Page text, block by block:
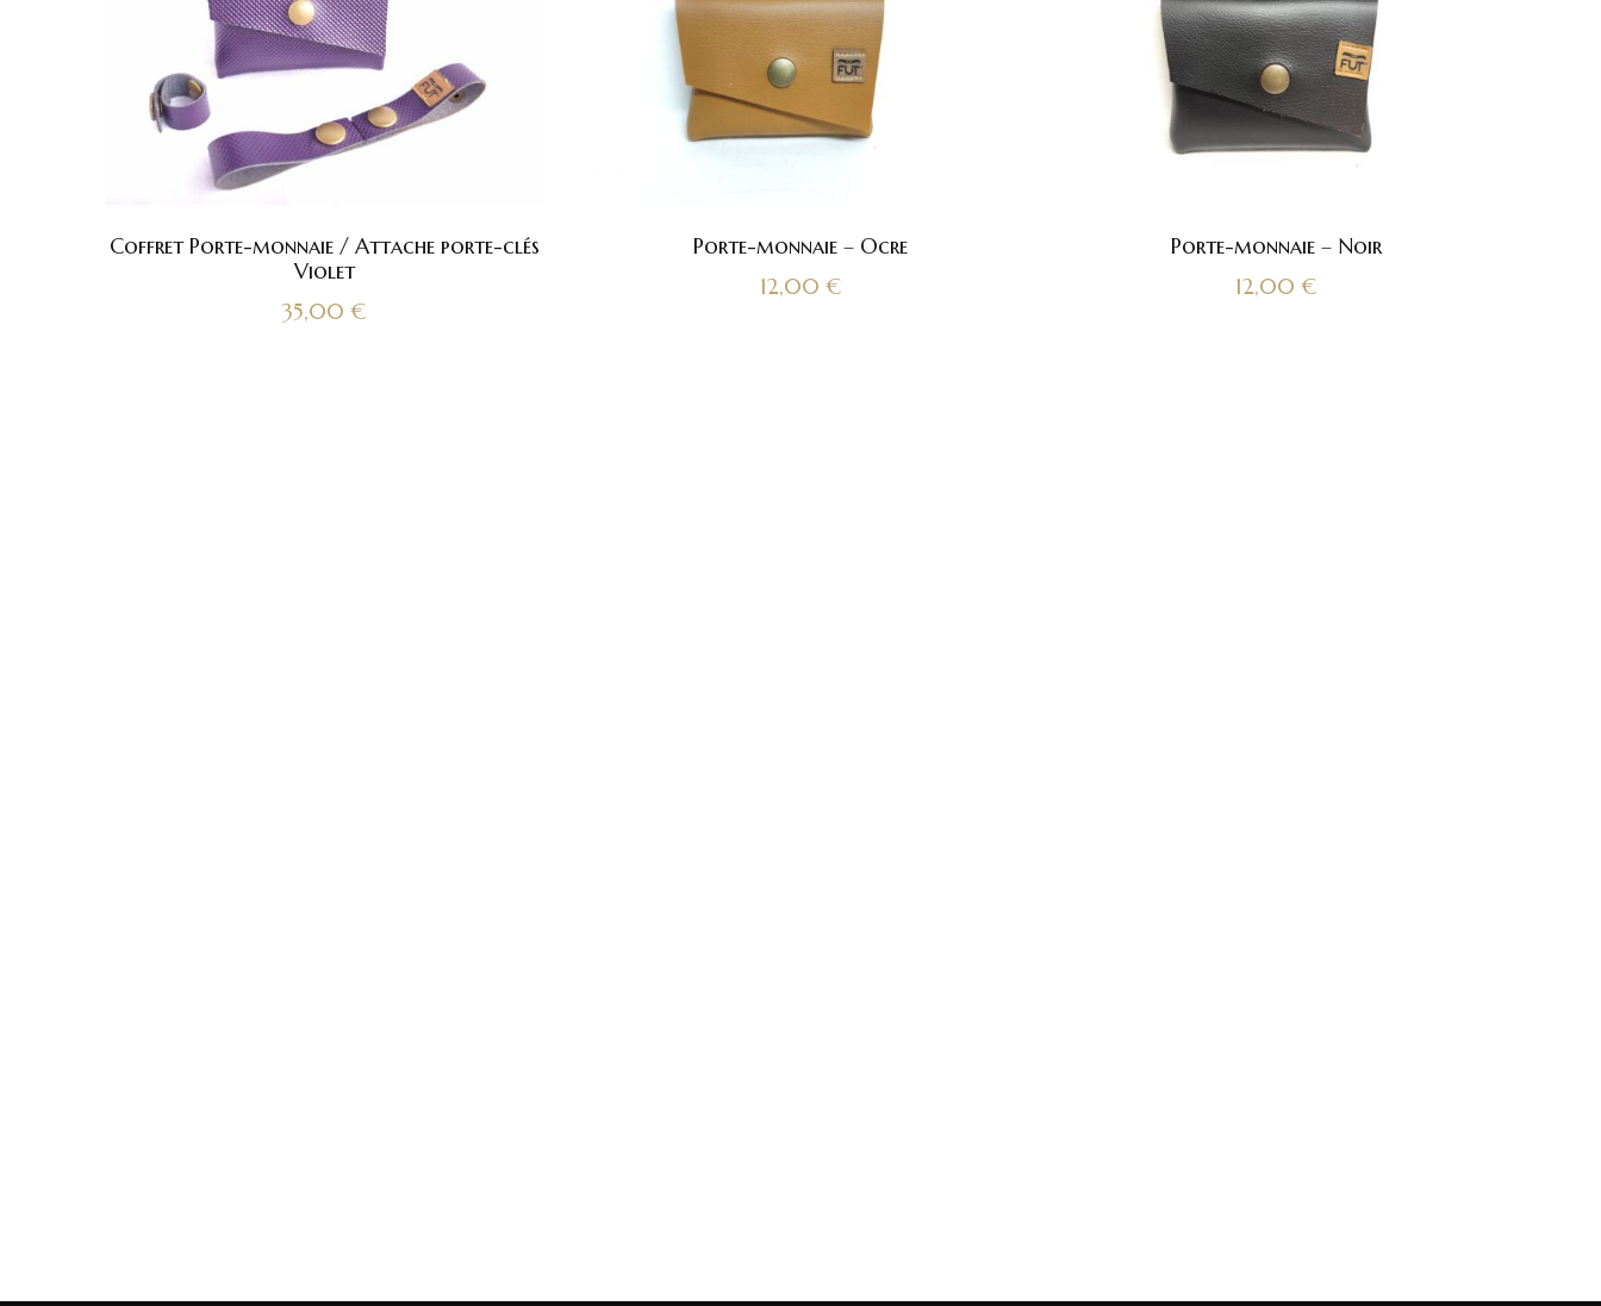
Coffret Porte-monnaie / Attache porte-clés
Violet
35,00 €
Porte-monnaie – Ocre
12,00 €
Porte-monnaie – Noir
12,00€